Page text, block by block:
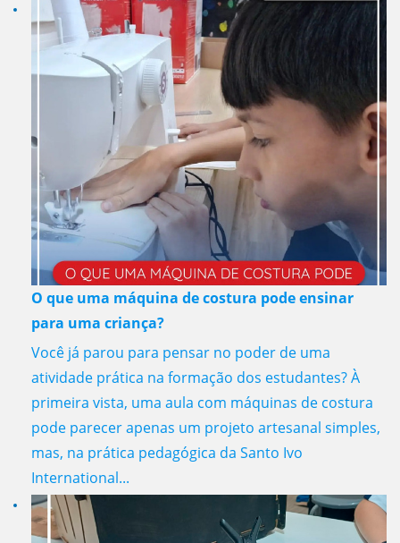
O que uma máquina de costura pode ensinar
para uma criança?
Você já parou para pensar no poder de uma
atividade prática na formação dos estudantes? À
primeira vista, uma aula com máquinas de costura
pode parecer apenas um projeto artesanal simples,
mas, na prática pedagógica da Santo Ivo
International...